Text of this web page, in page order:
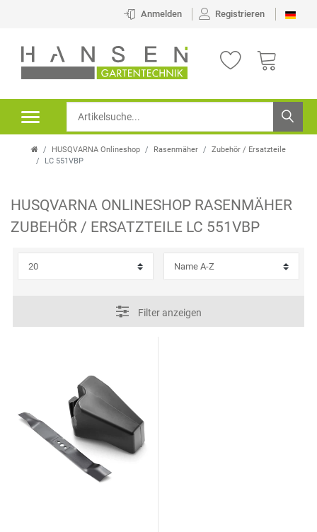
Anmelden Registrieren
HUSQVARNA Onlineshop Rasenmäher
Zubehör / Ersatzteile
LC 551VBP
HUSQVARNA ONLINESHOP RASENMÄHER
ZUBEHÖR / ERSATZTEILE LC 551VBP
Filter anzeigen
H
R
E
P